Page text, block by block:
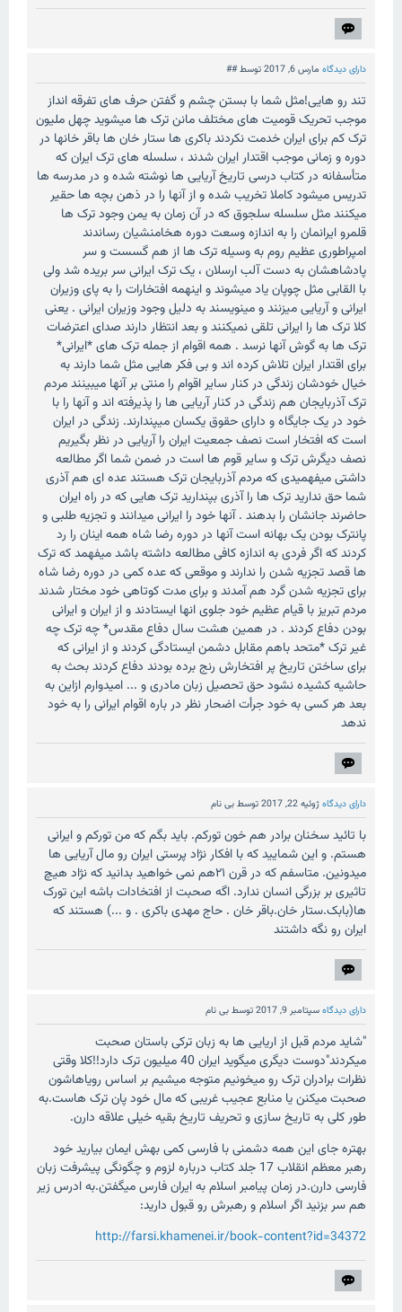
دارای دیدگاه مارس 6, 2017 توسط##
تند رو هایی!مثل شما با بستن چشم و گفتن حرف های تفرقه انداز
موجب تحریک قومیت های مختلف مانن ترک ها میشوید چهل ملیون
ترک کم برای ایران خدمت نکردند باکری ها ستار خان ها باقر خانها در
دوره و زمانی موجب اقتدار ایران شدند ، سلسله های ترک ایران که
متأسفانه در کتاب درسی تاریخ آریایی ها نوشته شده و در مدرسه ها
تدریس میشود کاملا تخریب شده و از آنها را در ذهن بچه ها حقیر
میکنند مثل سلسله سلجوق که در آن زمان به یمن وجود ترک ها
قلمرو ایرانمان را به اندازه وسعت دوره هخامنشیان رساندند
امپراطوری عظیم روم به وسیله ترک ها از هم گسست و سر
پادشاهشان به دست آلب ارسلان ، یک ترک ایرانی سر بریده شد ولی
با القابی مثل چوپان یاد میشوند و اینهمه افتخارات را به پای وزیران
ایرانی و آریایی میزنند و مینویسند به دلیل وجود وزیران ایرانی . یعنی
کلا ترک ها را ایرانی تلقی نمیکنند و بعد انتظار دارند صدای اعترضات
ترک ها به گوش آنها نرسد . همه اقوام از جمله ترک های *ایرانی*
برای اقتدار ایران تلاش کرده اند و بی فکر هایی مثل شما دارند به
خیال خودشان زندگی در کنار سایر اقوام را منتی بر آنها میبینند مردم
ترک آذربایجان هم زندگی در کنار آریایی ها را پذیرفته اند و آنها را با
خود در یک جایگاه و دارای حقوق یکسان میپندارند. زندگی در ایران
است که افتخار است نصف جمعیت ایران را آریایی در نظر بگیریم
نصف دیگرش ترک و سایر قوم ها است در ضمن شما اگر مطالعه
داشتی میفهمیدی که مردم آذربایجان ترک هستند عده ای هم آذری
شما حق ندارید ترک ها را آذری بپندارید ترک هایی که در راه ایران
حاضرند جانشان را بدهند . آنها خود را ایرانی میدانند و تجزیه طلبی و
پانترک بودن یک بهانه است آنها در دوره رضا شاه همه اینان را رد
کردند که اگر فردی به اندازه کافی مطالعه داشته باشد میفهمد که ترک
ها قصد تجزیه شدن را ندارند و موقعی که عده کمی در دوره رضا شاه
برای تجزیه شدن گرد هم آمدند و برای مدت کوتاهی خود مختار شدند
مردم تبریز با قیام عظیم خود جلوی انها ایستادند و از ایران و ایرانی
بودن دفاع کردند . در همین هشت سال دفاع مقدس* چه ترک چه
غیر ترک *متحد باهم مقابل دشمن ایستادگی کردند و از ایرانی که
برای ساختن تاریخ پر افتخارش رنج برده بودند دفاع کردند بحث به
حاشیه کشیده نشود حق تحصیل زبان مادری و ... امیدوارم ازاین به
بعد هر کسی به خود جرأت اضحار نظر در باره اقوام ایرانی را به خود
ندهد
دارای دیدگاهژوئیه 22, 2017 توسطبی نام
با تائید سخنان برادر هم خون تورکم. باید بگم که من تورکم و ایرانی
هستم. و این شمایید که با افکار نژاد پرستی ایران رو مال آریایی ها
میدونین. متاسفم که در قرن ۲۱هم نمی خواهید بدانید که نژاد هیچ
تاثیری بر بزرگی انسان ندارد. اگه صحبت از افتخادات باشه این تورک
ها(بابک.ستار خان.باقر خان . حاج مهدی باکری . و ...) هستند که
ایران رو نگه داشتند
دارای دیدگاهسپتامبر 9, 2017 توسطبی نام
"شاید مردم قبل از اریایی ها به زبان ترکی باستان صحبت
میکردند"دوست دیگری میگوید ایران 40 میلیون ترک دارد!!کلا وقتی
نظرات برادران ترک رو میخونیم متوجه میشیم بر اساس رویاهاشون
صحبت میکنن یا منابع عجیب غریبی که مال خود پان ترک هاست.به
طور کلی به تاریخ سازی و تحریف تاریخ بقیه خیلی علاقه دارن.
بهتره جای این همه دشمنی با فارسی کمی بهش ایمان بیارید خود
رهبر معظم انقلاب 17 جلد کتاب درباره لزوم و چگونگی پیشرفت زبان
فارسی دارن.در زمان پیامبر اسلام به ایران فارس میگفتن.به ادرس زیر
هم سر بزنید اگر اسلام و رهبرش رو قبول دارید:
http://farsi.khamenei.ir/book-content?id=34372